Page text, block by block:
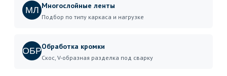
МЛ Многослойные ленты
Подбор по типу каркаса и нагрузке
ОБРОбработка кромки
Скос, V-образная разделка под сварку